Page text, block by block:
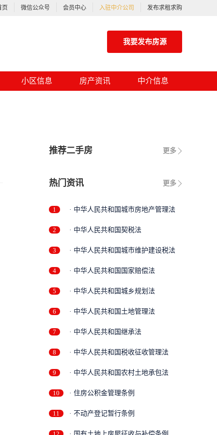
页 微信公众号 会员中心 入驻中介公司 发布求租求购
我要发布房源
小区信息 房产资讯 中介信息
更多
推荐二手房
更多
热门资讯
1 · 中华人民共和国城市房地产管理法
2 · 中华人民共和国契税法
3 · 中华人民共和国城市维护建设税法
4 · 中华人民共和国国家赔偿法
5 · 中华人民共和国城乡规划法
6 · 中华人民共和国土地管理法
7 · 中华人民共和国继承法
8 · 中华人民共和国税收征收管理法
9 · 中华人民共和国农村土地承包法
10 · 住房公积金管理条例
11 · 不动产登记暂行条例